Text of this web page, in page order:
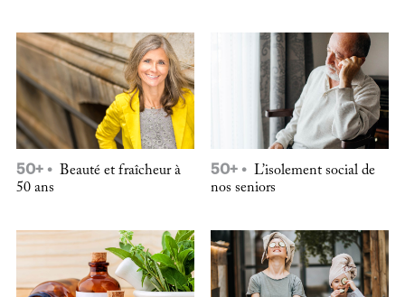
50+
Beauté et fraîcheur à
50 ans
50+
L’isolement social de
nos seniors